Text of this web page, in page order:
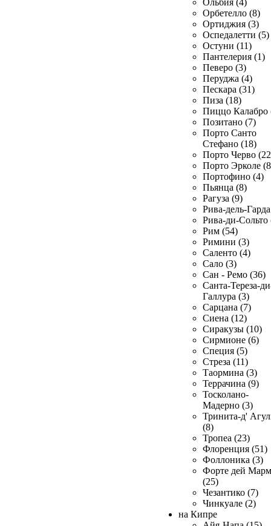
Ольбия (4)
Орбетелло (8)
Ортиджия (3)
Оспедалетти (5)
Остуни (11)
Пантелерия (1)
Певеро (3)
Перуджа (4)
Пескара (31)
Пиза (18)
Пиццо Калабро
Позитано (7)
Порто Санто
Стефано (18)
Порто Черво
Порто Эрколе
Портофино (4)
Пьянца (8)
Рагуза (9)
Рива-дель-
Рива-ди-Сольто
Рим (54)
Римини (3)
Саленто (4)
Сало (3)
Сан - Ремо (36)
Санта-Тереза-
Галлура (3)
Сарцана (7)
Сиена (12)
Сиракузы (10)
Сирмионе (6)
Специя (5)
Стреза (11)
Таормина (3)
Террачина (9)
Тосколано-
Мадерно (3)
Тринита-д'
(8)
Тропеа (23)
Флоренция (51)
Фоллоника (3)
Форте дей
(25)
Чезантико (7)
Чинкуале (2)
на Кипре